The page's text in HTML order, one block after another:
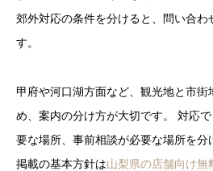
郊外対応の条件を分けると、問い合わ
す。
甲府や河口湖方面など、観光地と市街
め、案内の分け方が大切です。 対応
要な場所、事前相談が必要な場所を
掲載の基本方針は山梨県の店舗向け無